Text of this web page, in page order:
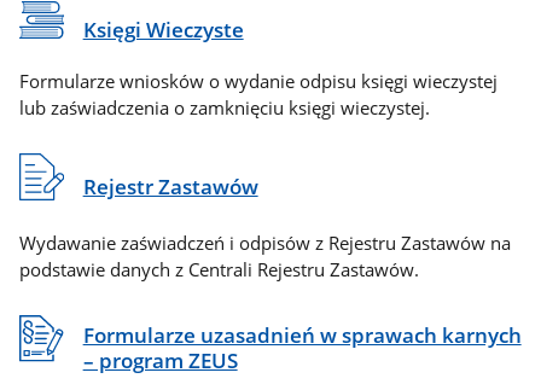
Księgi Wieczyste
Formularze wniosków o wydanie odpisu księgi wieczystej
lub zaświadczenia o zamknięciu księgi wieczystej.
Rejestr Zastawów
Wydawanie zaświadczeń i odpisów z Rejestru Zastawów na
podstawie danych z Centrali Rejestru Zastawów.
Formularze uzasadnień w sprawach karnych
– program ZEUS